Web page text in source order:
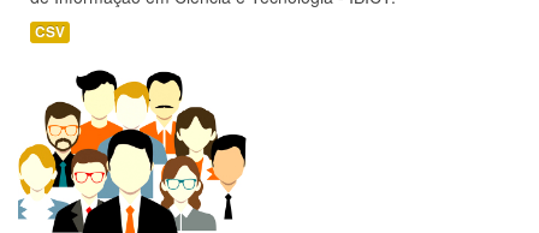
CSV